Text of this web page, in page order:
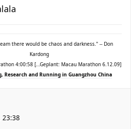
there would be chaos and darkness." -- Don
Kardong
4:00:58 [...Geplant: Macau Marathon 6.12.09]
Research and Running in Guangzhou China
23:38